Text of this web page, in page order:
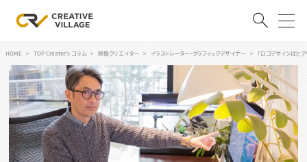
ログイン 会員登録
RECRUIT
HOME TOP Creator's コラム 映像クリエイター イラストレーター・グラフィックデザイナー 「ロゴデザインはヒ